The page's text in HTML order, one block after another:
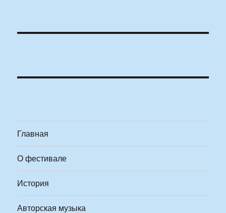
Главная
О фестивале
История
Авторская музыка